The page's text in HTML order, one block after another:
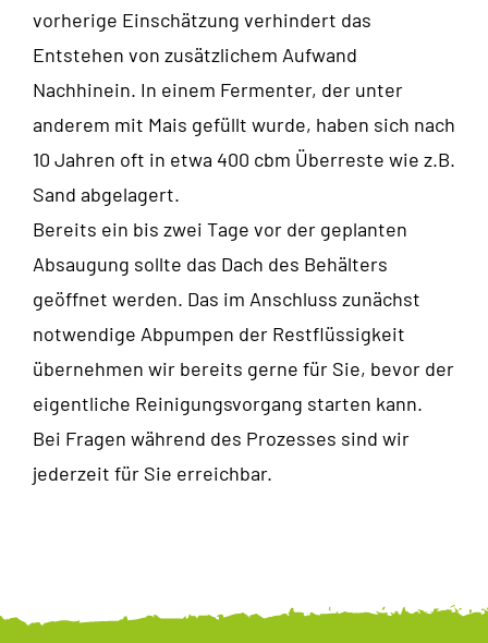
vorherige Einschätzung verhindert das
Entstehen von zusätzlichem Aufwand
Nachhinein. In einem Fermenter, der unter
anderem mit Mais gefüllt wurde, haben sich nach
10 Jahren oft in etwa 400 cbm Überreste wie z.B.
Sand abgelagert.
Bereits ein bis zwei Tage vor der geplanten
Absaugung sollte das Dach des Behälters
geöffnet werden. Das im Anschluss zunächst
notwendige Abpumpen der Restflüssigkeit
übernehmen wir bereits gerne für Sie, bevor der
eigentliche Reinigungsvorgang starten kann.
Bei Fragen während des Prozesses sind wir
jederzeit für Sie erreichbar.